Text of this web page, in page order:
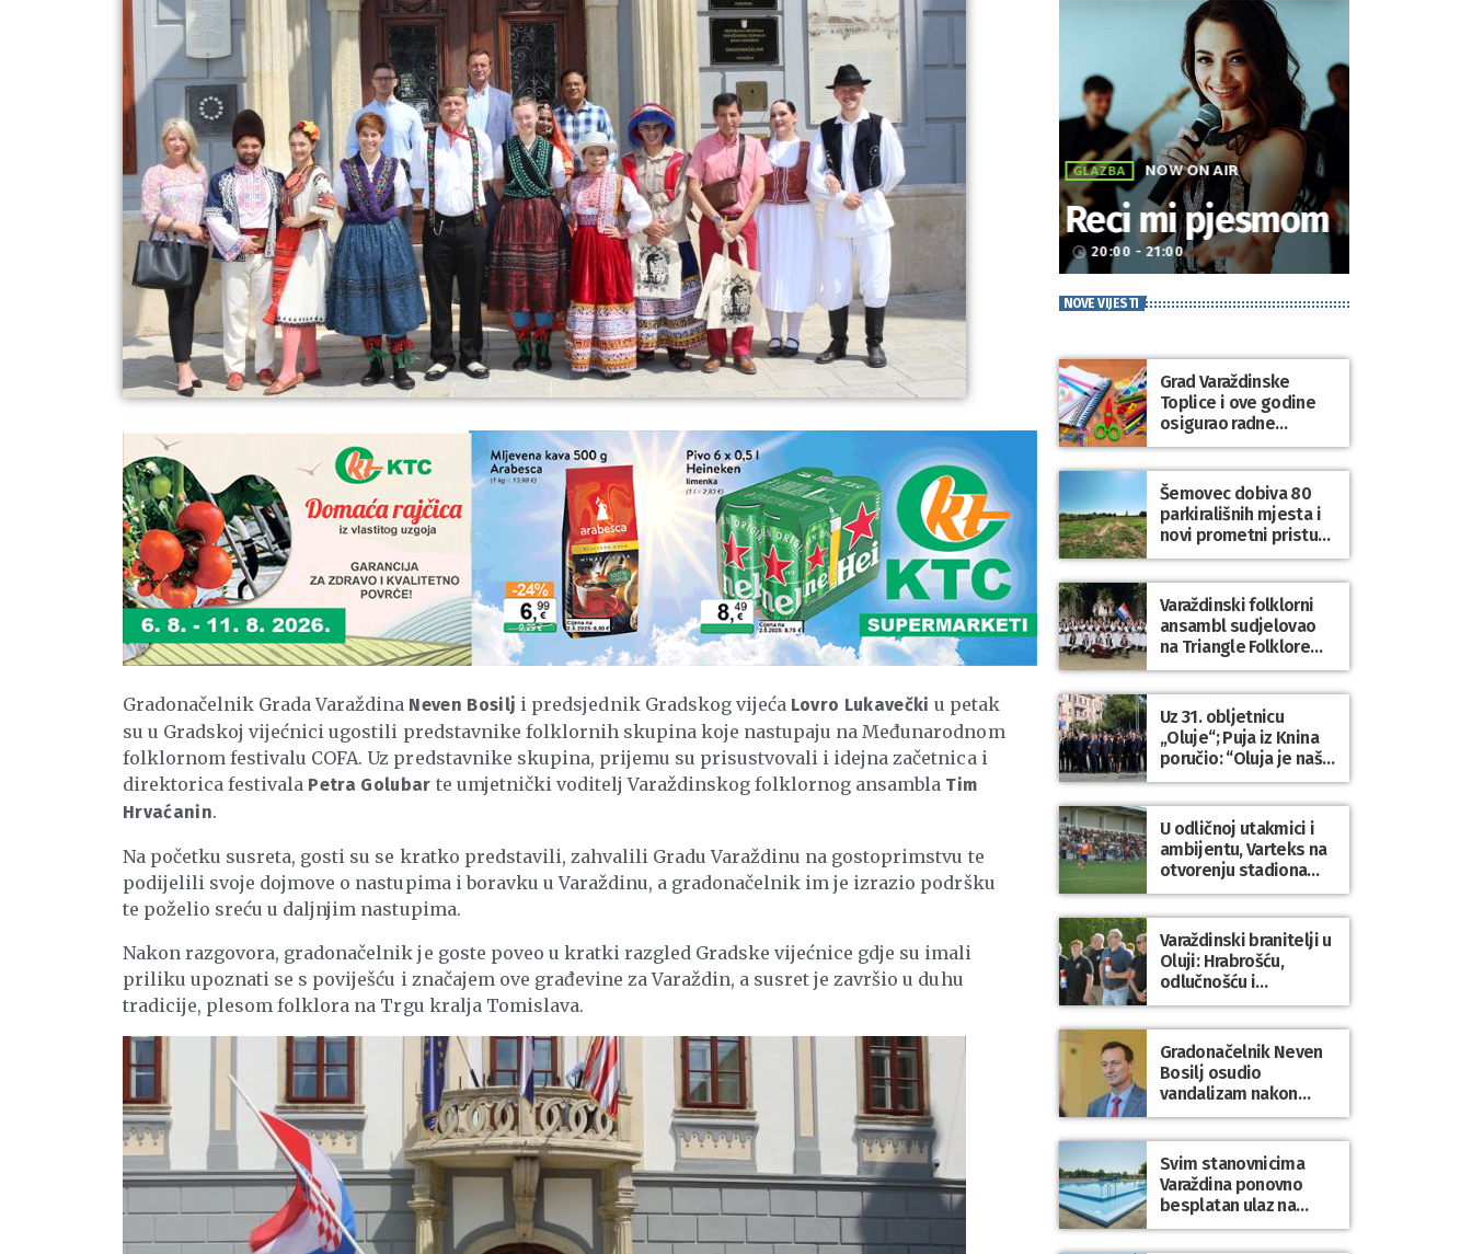
Gradonačelnik Grada Varaždina Neven Bosilj i predsjednik Gradskog vijeća Lovro Lukavečki u petak
su u Gradskoj vijećnici ugostili predstavnike folklornih skupina koje nastupaju na Međunarodnom
folklornom festivalu COFA. Uz predstavnike skupina, prijemu su prisustvovali i idejna začetnica i
direktorica festivala Petra Golubar te umjetnički voditelj Varaždinskog folklornog ansambla Tim
Hrvaćanin.
Na početku susreta, gosti su se kratko predstavili, zahvalili Gradu Varaždinu na gostoprimstvu te
podijelili svoje dojmove o nastupima i boravku u Varaždinu, a gradonačelnik im je izrazio podršku
te poželio sreću u daljnjim nastupima.
Nakon razgovora, gradonačelnik je goste poveo u kratki razgled Gradske vijećnice gdje su imali
priliku upoznati se s poviješću i značajem ove građevine za Varaždin, a susret je završio u duhu
tradicije, plesom folklora na Trgu kralja Tomislava.
GLAZBA NOW ON AIR
Reci mi pjesmom
access_time 20:00 - 21:00
NOVE VIJESTI
Grad Varaždinske
Toplice i ove godine
osigurao radne
bilježnice i dodatni
obrazovni materijal za
sve osnovnoškolce
Šemovec dobiva 80
parkirališnih mjesta i
novi prometni pristup
groblju
Varaždinski folklorni
ansambl sudjelovao
na Triangle Folklore
Festivalu u Danskoj
Uz 31. obljetnicu
„Oluje“; Puja iz Knina
poručio: “Oluja je naša
najveća pobjeda,
simbol slobode i
zajedništva!”
U odličnoj utakmici i
ambijentu, Varteks na
otvorenju stadiona
odigrao 1:1 s
Mariborom
Varaždinski branitelji u
Oluji: Hrabrošću,
odlučnošću i
zajedništvom do
slobodne Hrvatske!
Gradonačelnik Neven
Bosilj osudio
vandalizam nakon
utakmice NK Varaždin
– HNK Hajduk Split
Svim stanovnicima
Varaždina ponovno
besplatan ulaz na
Gradske bazene i
Gradsko kupalište na